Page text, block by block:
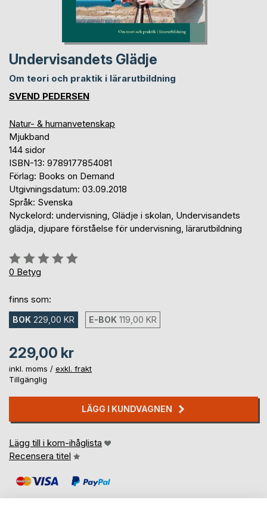
Undervisandets Glädje
Om teori och praktik i lärarutbildning
SVEND PEDERSEN
Natur- & humanvetenskap
Mjukband
144 sidor
ISBN-13: 9789177854081
Förlag: Books on Demand
Utgivningsdatum: 03.09.2018
Språk: Svenska
Nyckelord: undervisning, Glädje i skolan, Undervisandets
glädja, djupare förståelse för undervisning, lärarutbildning
Betyg::
0%
0 Betyg
finns som:
BOK 229,00 KR E-BOK 119,00 KR
229,00 kr
inkl. moms / exkl. frakt
Tillgänglig
LÄGG I KUNDVAGNEN
Lägg till i kom-ihåglista
Recensera titel